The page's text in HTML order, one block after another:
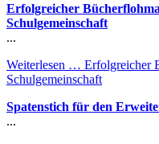
Erfolgreicher
Schulgemeinschaft
...
Weiterlesen … Erfolgreicher
Schulgemeinschaft
Spatenstich für den
...